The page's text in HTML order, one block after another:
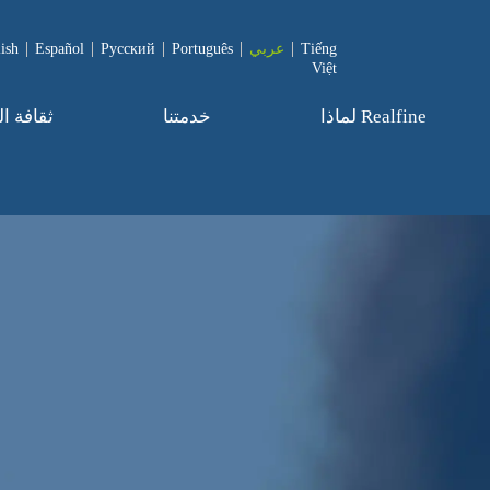
Español Pусский Português عربي
Tiếng
Việt
ثقافة خدمتنا لماذا Realfine